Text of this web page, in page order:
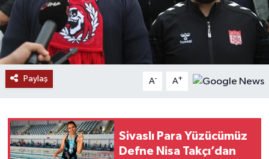
Paylaş A- A+
Sivaslı Para Yüzücümüz
Defne Nisa Takçı’dan
SPOR
TEKNOLOJİ
YAŞAM